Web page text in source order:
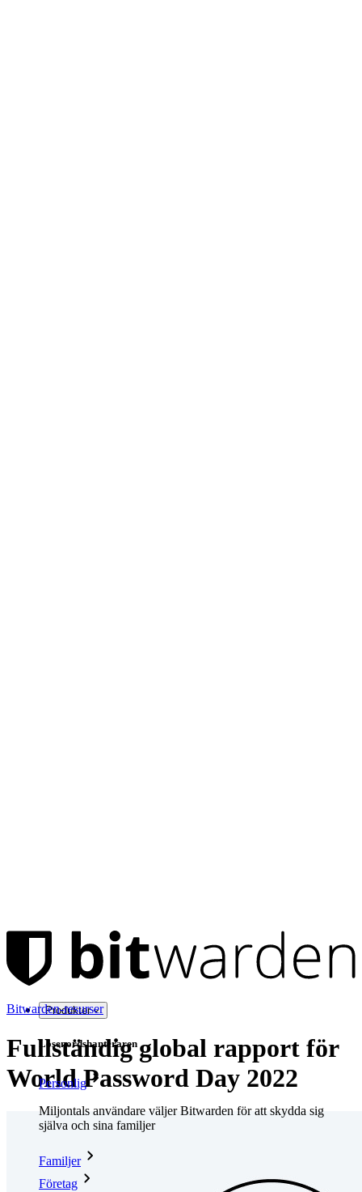
Produkter
Lösenordshanteraren
Personlig
Miljontals användare väljer Bitwarden för att skydda sig
själva och sina familjer
Familjer
Företag
Bitwarden-resurser
Fullständig global rapport för
World Password Day 2022